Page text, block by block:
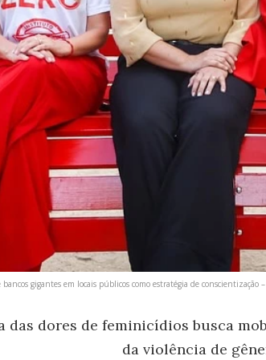
gigantes em locais públicos como estratégia de
das dores de feminicídios busca
da violência de